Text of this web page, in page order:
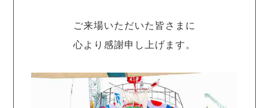
ご来場いただいた皆さまに
心より感謝申し上げます。